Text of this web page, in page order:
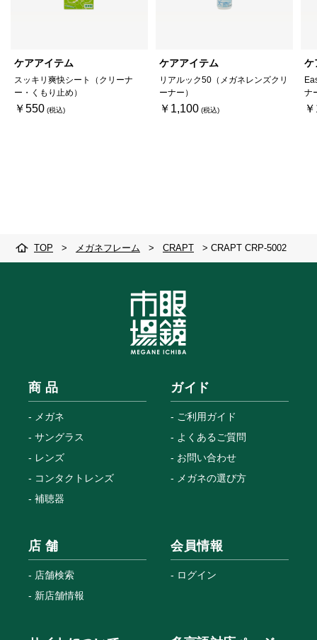
ケアアイテム
スッキリ爽快シート（クリーナ
ー・くもり止め）
￥550
ケアアイテム
リアルック50（メガネレンズクリ
ーナー）
￥1,100
ケ
ナ
TOP > メガネフレーム > CRAPT > CRAPT CRP-5002
商 品
メガネ
サングラス
レンズ
コンタクトレンズ
補聴器
ガイド
ご利用ガイド
よくあるご質問
お問い合わせ
メガネの選び方
店 舗
店舗検索
新店舗情報
会員情報
ログイン